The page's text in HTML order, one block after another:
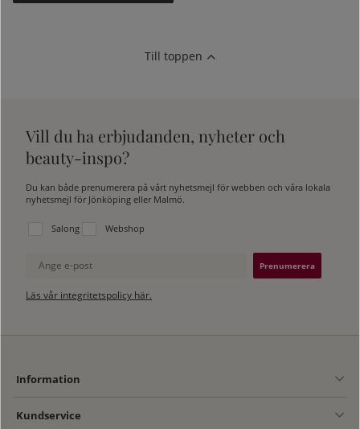
Till toppen
Vill du ha erbjudanden, nyheter och
beauty-inspo?
Du kan både prenumerera på vårt nyhetsmejl för webben och våra lokala
nyhetsmejl för Jönköping eller Malmö.
Välj vilken lista du vill prenumerera på:
Salong Webshop
Ange e-post
Läs vår integritetspolicy här.
Information
Kundservice